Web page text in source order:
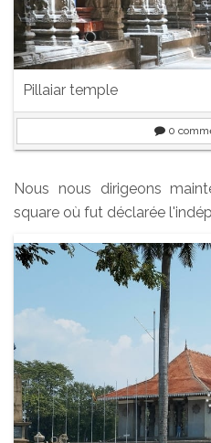
Pillaiar temple
0
Nous nous dirigeons
square où fut déclarée